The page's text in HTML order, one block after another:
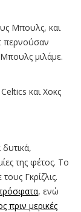
Μπουλς, και
περνούσαν
Μπουλς μιλάμε.
και Χοκς
της φέτος. Το
Γκρίζλις.
, ενώ
πριν μερικές